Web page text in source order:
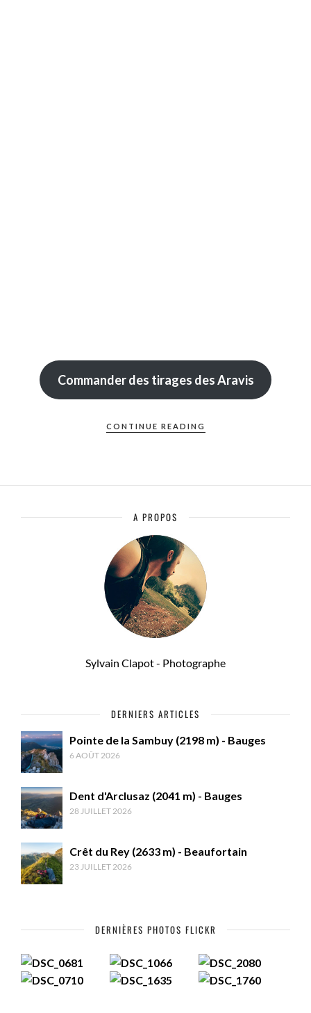
Commander des tirages des Aravis
CONTINUE READING
A PROPOS
Sylvain Clapot - Photographe
DERNIERS ARTICLES
Pointe de la Sambuy (2198 m) - Bauges
6 AOÛT 2026
Dent d'Arclusaz (2041 m) - Bauges
28 JUILLET 2026
Crêt du Rey (2633 m) - Beaufortain
23 JUILLET 2026
DERNIÈRES PHOTOS FLICKR